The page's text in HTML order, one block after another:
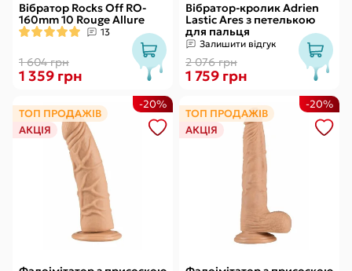
Вібратор Rocks Off RO-
160mm 10 Rouge Allure
13
1 604 грн
1 359 грн
Вібратор-кролик Adrien
Lastic Ares з петелькою
для пальця
Залишити відгук
2 076 грн
1 759 грн
ТОП ПРОДАЖІВ
АКЦІЯ
-20%
ТОП ПРОДАЖІВ
АКЦІЯ
-20%